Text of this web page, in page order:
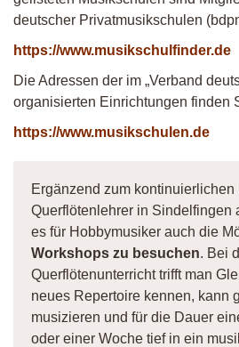
deutscher Privatmusikschulen
https://www.musikschulfinder.de
Die Adressen der im „Verband
organisierten Einrichtungen finden
https://www.musikschulen.de
Ergänzend zum kontinuierlichen
Querflötenlehrer in Sindelfingen
es für Hobbymusiker auch die
Workshops zu besuchen. Bei
Querflötenunterricht trifft man
neues Repertoire kennen, kann
musizieren und für die Dauer
oder einer Woche tief in ein